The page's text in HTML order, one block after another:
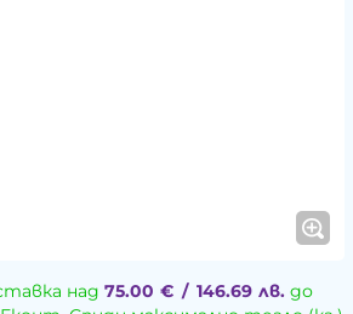
над 75.00 € / 146.69 лв.до